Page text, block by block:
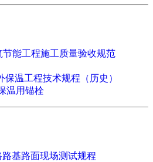
能工程施工质量验收规范
温工程技术规程（历史）
温用锚栓
基路面现场测试规程